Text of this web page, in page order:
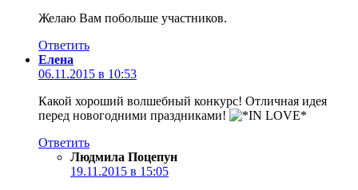
Желаю Вам побольше участников.
Ответить
Елена
06.11.2015 в 10:53
Какой хороший волшебный конкурс! Отличная идея
перед новогодними праздниками!
Ответить
Людмила Поцепун
19.11.2015 в 15:05